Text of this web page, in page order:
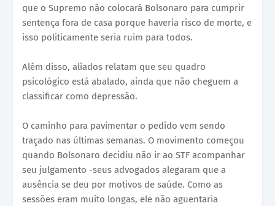
que o Supremo não colocará Bolsonaro para cumprir
sentença fora de casa porque haveria risco de morte, e
isso politicamente seria ruim para todos.
Além disso, aliados relatam que seu quadro
psicológico está abalado, ainda que não cheguem a
classificar como depressão.
O caminho para pavimentar o pedido vem sendo
traçado nas últimas semanas. O movimento começou
quando Bolsonaro decidiu não ir ao STF acompanhar
seu julgamento -seus advogados alegaram que a
ausência se deu por motivos de saúde. Como as
sessões eram muito longas, ele não aguentaria